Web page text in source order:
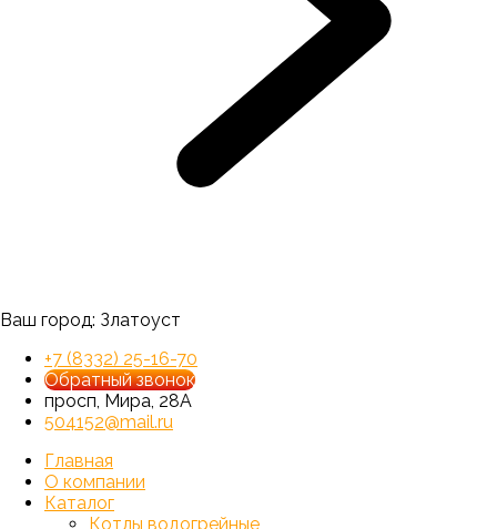
Ваш город: Златоуст
+7 (8332) 25-16-70
Обратный звонок
просп, Мира, 28А
504152@mail.ru
Главная
О компании
Каталог
Котлы водогрейные